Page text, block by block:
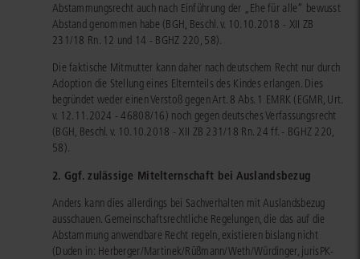
Abstammungsrecht auch nach Einführung der „Ehe für alle“ bewusst
Abstand genommen habe (BGH, Beschl. v. 10.10.2018 - XII ZB
231/18 Rn. 12 und 14 - BGHZ 220, 58).
Die faktische Mitmutter kann daher nach deutschem Recht nur durch
Adoption die Stellung eines Elternteils des Kindes erlangen. Dies
begründet weder einen Verstoß gegen Art. 8 Abs. 1 EMRK (EGMR, Urt.
v. 12.11.2024 - 46808/16) noch gegen deutsches Verfassungsrecht
(BGH, Beschl. v. 10.10.2018 - XII ZB 231/18 Rn. 24 ff. - BGHZ 220,
58).
2. Ggf. zulässige Mitelternschaft bei Auslandsbezug
Anders kann dies allerdings bei Sachverhalten mit Auslandsbezug
ausschauen. Gemeinschaftsrechtliche Regelungen, die das auf die
Abstammung anwendbare Recht regeln, existieren bislang nicht
(Duden in: Herberger/Martinek/Rüßmann/Weth/Würdinger, jurisPK-